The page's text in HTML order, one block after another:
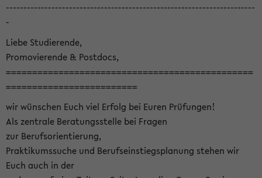
-----------------------------------------------------------------------
-
Liebe Studierende,
Promovierende & Postdocs,
===============================================
=========================
wir wünschen Euch viel Erfolg bei Euren Prüfungen!
Als zentrale Beratungsstelle bei Fragen
zur Berufsorientierung,
Praktikumssuche und Berufseinstiegsplanung stehen wir
Euch auch in der